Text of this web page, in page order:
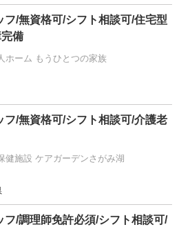
フ/無資格可/シフト相談可/住宅型
備
ホーム もうひとつの家族
フ/無資格可/シフト相談可/介護老
健施設 ケアガーデンさがみ湖
フ/調理師免許必須/シフト相談可/